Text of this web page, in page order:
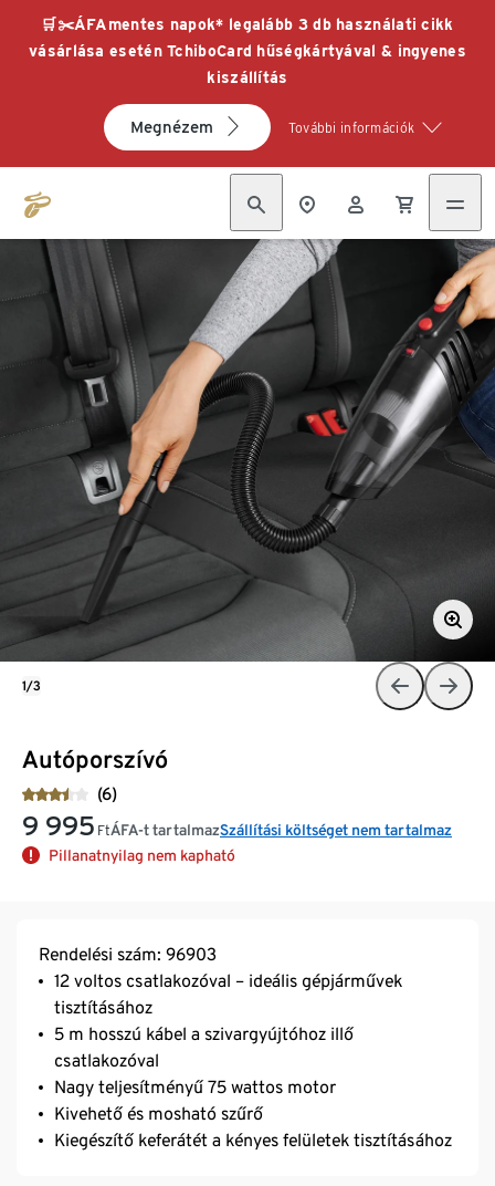
🛒✂️ÁFAmentes napok* legalább 3 db használati cikk
vásárlása esetén TchiboCard hűségkártyával & ingyenes
kiszállítás
Megnézem További információk
Autóporszívó
(6)
9 995 FtÁFA-t tartalmazSzállítási költséget nem tartalmaz
Pillanatnyilag nem kapható
1/3
Rendelési szám: 96903
12 voltos csatlakozóval – ideális gépjárművek
tisztításához
5 m hosszú kábel a szivargyújtóhoz illő
csatlakozóval
Nagy teljesítményű 75 wattos motor
Kivehető és mosható szűrő
Kiegészítő keferátét a kényes felületek tisztításához